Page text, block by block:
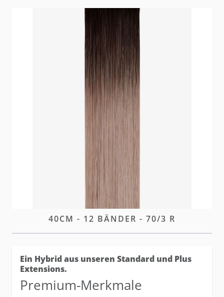
Unser Premium Tape für maximale Unauffälligkeit
und nahtlose Integration. Ein Hybrid aus unseren
Standard und Plus Tapes.
załóż kontoaby zakupić ten artykuł.
TAPE-IN EXTENSIONS PRO
40CM - 12 BÄNDER - 70/3 R
Ein Hybrid aus unseren Standard und Plus
Extensions.
Premium-Merkmale